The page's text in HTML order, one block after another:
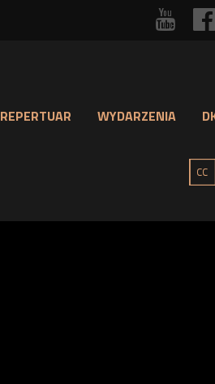
r p
REPERTUAR WYDARZENIA
g